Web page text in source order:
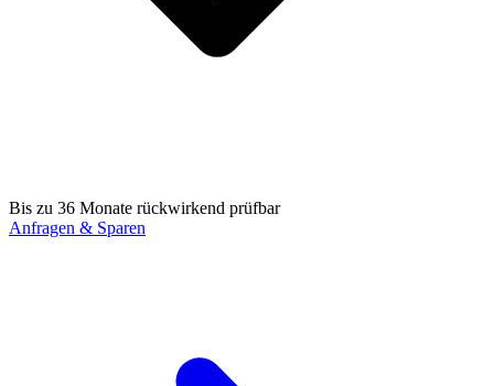
Bis zu 36 Monate rückwirkend prüfbar
Anfragen & Sparen